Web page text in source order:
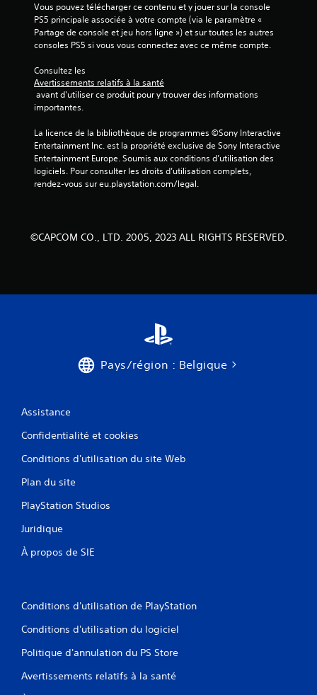
v
i
)
Vous pouvez télécharger ce contenu et y jouer sur la console
PS5 principale associée à votre compte (via le paramètre «
Partage de console et jeu hors ligne ») et sur toutes les autres
consoles PS5 si vous vous connectez avec ce même compte.
Consultez les
Avertissements relatifs à la santé
importantes.
La licence de la bibliothèque de programmes ©Sony Interactive
Entertainment Inc. est la propriété exclusive de Sony Interactive
Entertainment Europe. Soumis aux conditions d’utilisation des
logiciels. Pour consulter les droits d’utilisation complets,
rendez-vous sur eu.playstation.com/legal.
©CAPCOM CO., LTD. 2005, 2023 ALL RIGHTS RESERVED.
Pays/région : Belgique
Assistance
Confidentialité et cookies
Conditions d'utilisation du site Web
Plan du site
PlayStation Studios
Juridique
À propos de SIE
Conditions d'utilisation de PlayStation
Conditions d'utilisation du logiciel
Politique d'annulation du PS Store
Avertissements relatifs à la santé